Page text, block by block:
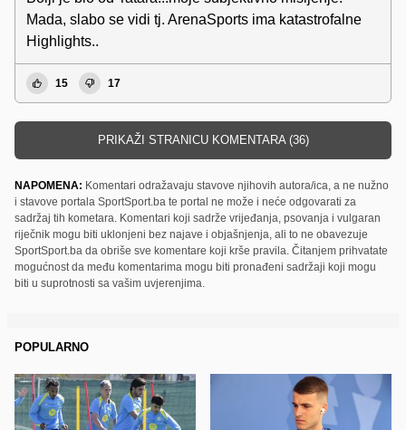
Mada, slabo se vidi tj. ArenaSports ima katastrofalne
Highlights..
15 17
PRIKAŽI STRANICU KOMENTARA (36)
NAPOMENA: Komentari odražavaju stavove njihovih autora/ica, a ne nužno
i stavove portala SportSport.ba te portal ne može i neće odgovarati za
sadržaj tih kometara. Komentari koji sadrže vrijeđanja, psovanja i vulgaran
riječnik mogu biti uklonjeni bez najave i objašnjenja, ali to ne obavezuje
SportSport.ba da obriše sve komentare koji krše pravila. Čitanjem prihvatate
mogućnost da među komentarima mogu biti pronađeni sadržaji koji mogu
biti u suprotnosti sa vašim uvjerenjima.
POPULARNO